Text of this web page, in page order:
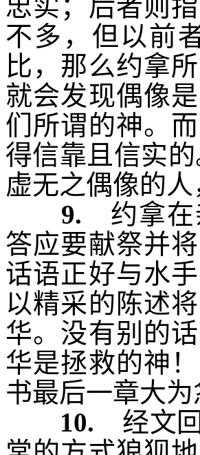
忠实；后者则
不多，但以前
比，那么约拿
就会发现偶像
们所谓的神。
得信靠且信实
虚无之偶像的
9. 约拿在
答应要献祭并
话语正好与水
以精采的陈述
华。没有别的
华是拯救的神
书最后一章大为
10. 经文